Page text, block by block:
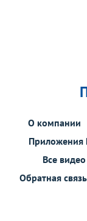
О компании
Приложения
Все видео
Обратная связь